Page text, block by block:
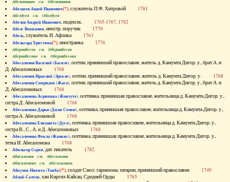
Абезьянинов см. Обезьянинов
Абелдеев Авдей Иванович(*), служитель П.Ф. Хитровой 1781
Абелдуев см. Оболдуев
Абелов Андрей Иванович, подполк. 1765-1767, 1782
Абелс Вениамин, иностр. поручик 1770
Абель, служитель И. Афлика 1763
Абельгард Христина(*), иностранка 1776
Абернибесов см. Обернибесов
Абернибесова см. Обернибесова
Абесаломов Василий (Басиле), осетин, принявший православие, житель д. Камумта Дигор. у., брат А. и
Д. Абесаломовых 1768
Абесаломов Ираклий (Эрекле), осетин, принявший православие, житель д. Камумта Дигор. у. 1768
Абесаломов Спиридон (Жага), осетин, принявший православие, житель д. Камумта Дигор. у., брат А. и
Д. Абесаломовых 1768
Абесаломова Агрипина (Жантуте), осетинка, принявшая православие, жительница д. Камумта Дигор. у.,
сестра Д. Абесаломовой 1768
Абесаломова Дарья (Джан Семен), осетинка, принявшая православие, жительница д. Камумта Дигор. у.,
сестра А. Абесаломовой 1768
Абесаломова Елизавета (Дуга), осетинка, принявшая православие, жительница д. Камумта Дигор. у.,
сестра В., С., А. и Д. Абесаломовых 1768
Абесаломова Фекла (Жамкис), осетинка, принявшая православие, жительница д. Камумта Дигор. у.,
тетка И. Абесаломова 1768
Абильгор Серен, дат. писатель 1782
Абисаломов см. Абесаломов
Абисаломова см. Абесаломова
Абкузин Никита (Танба)(*), солдат Смол. гарнизона, татарин, принявший православие 1749
Аблай-Салтан, хан Киргиз-Кайсац. Средней Орды 1765